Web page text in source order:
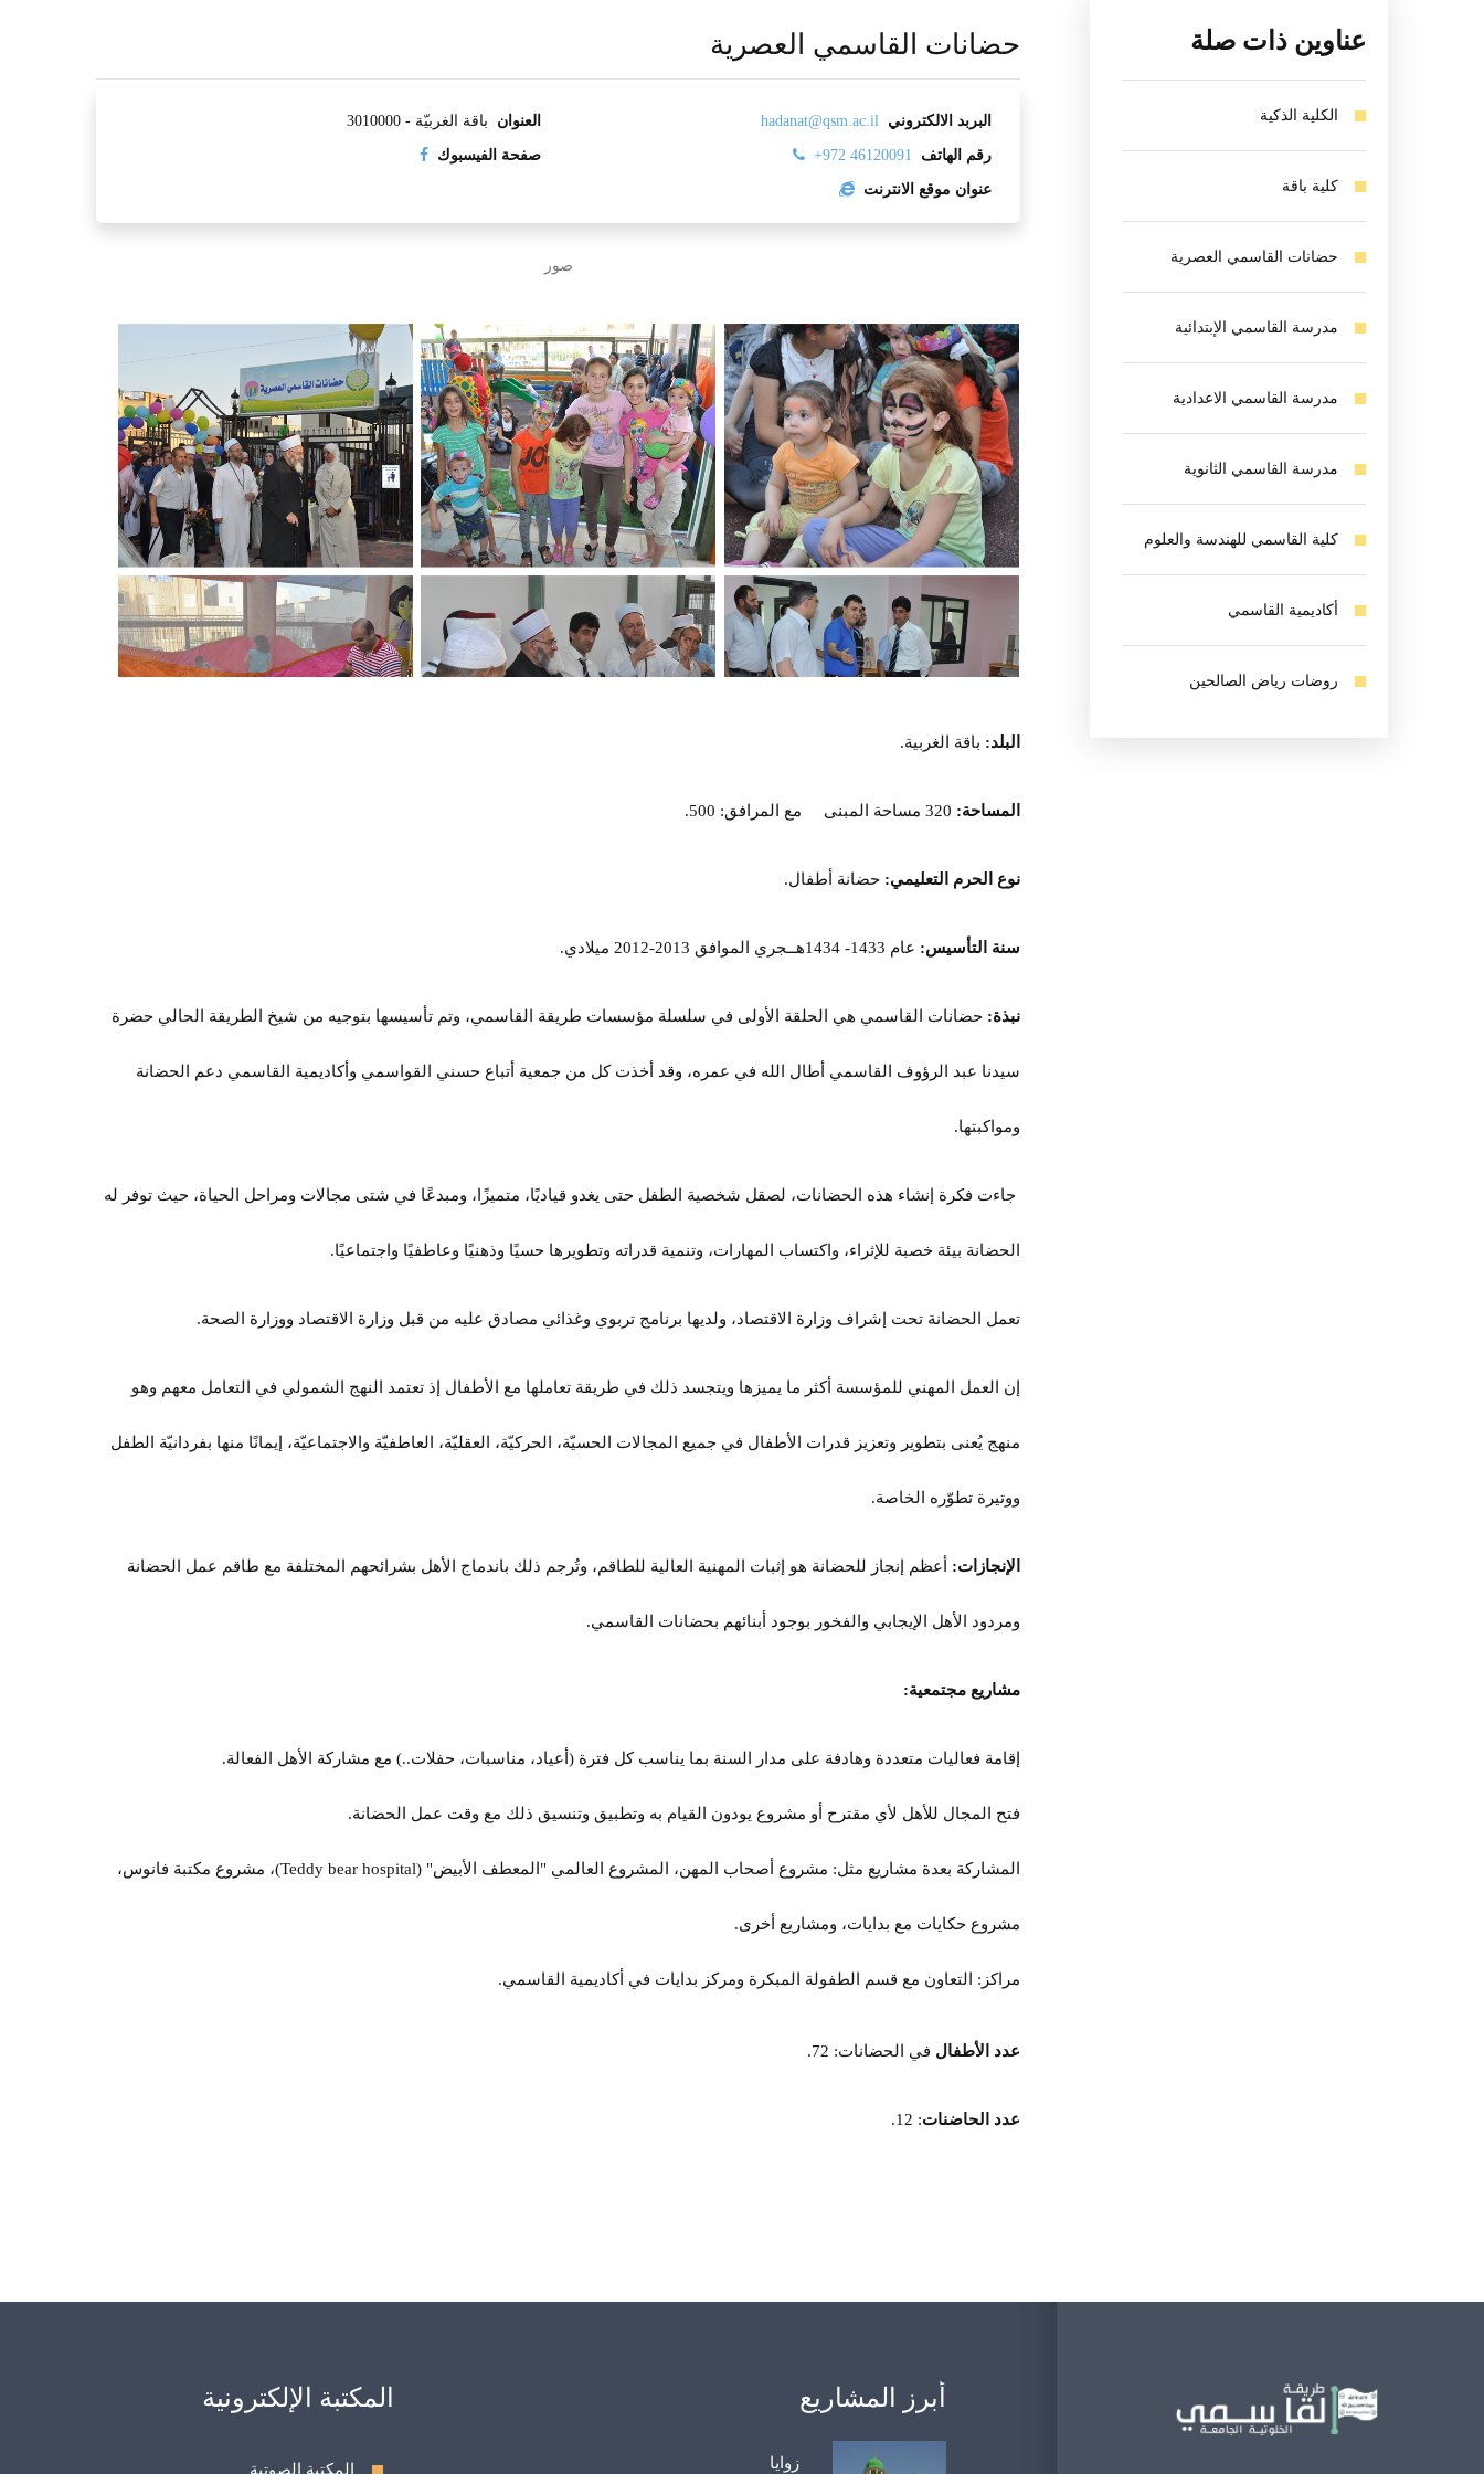
عناوين ذات صلة
الكلية الذكية
كلية باقة
حضانات القاسمي العصرية
مدرسة القاسمي الإبتدائية
مدرسة القاسمي الاعدادية
مدرسة القاسمي الثانوية
كلية القاسمي للهندسة والعلوم
أكاديمية القاسمي
روضات رياض الصالحين
حضانات القاسمي العصرية
البربد الالكتروني hadanat@qsm.ac.il العنوان باقة الغربيّة - 3010000
رقم الهاتف ‎+972 46120091 صفحة الفيسبوك
عنوان موقع الانترنت
صور
البلد: باقة الغربية.
المساحة:
نوع الحرم التعليمي: حضانة أطفال.
سنة التأسيس: عام 1433- 1434هــجري الموافق 2013-2012 ميلادي.
نبذة: حضانات القاسمي هي الحلقة الأولى في سلسلة مؤسسات طريقة القاسمي، وتم تأسيسها بتوجيه من شيخ الطريقة الحالي حضرة
سيدنا عبد الرؤوف القاسمي أطال الله في عمره، وقد أخذت كل من جمعية أتباع حسني القواسمي وأكاديمية القاسمي دعم الحضانة
ومواكبتها.
جاءت فكرة إنشاء هذه الحضانات، لصقل شخصية الطفل حتى يغدو قياديًا، متميزًا، ومبدعًا في شتى مجالات ومراحل الحياة، حيث توفر له
الحضانة بيئة خصبة للإثراء، واكتساب المهارات، وتنمية قدراته وتطويرها حسيًا وذهنيًا وعاطفيًا واجتماعيًا.
تعمل الحضانة تحت إشراف وزارة الاقتصاد، ولديها برنامج تربوي وغذائي مصادق عليه من قبل وزارة الاقتصاد ووزارة الصحة.
إن العمل المهني للمؤسسة أكثر ما يميزها ويتجسد ذلك في طريقة تعاملها مع الأطفال إذ تعتمد النهج الشمولي في التعامل معهم وهو
منهج يُعنى بتطوير وتعزيز قدرات الأطفال في جميع المجالات الحسيّة، الحركيّة، العقليّة، العاطفيّة والاجتماعيّة، إيمانًا منها بفردانيّة الطفل
ووتيرة تطوّره الخاصة.
الإنجازات: أعظم إنجاز للحضانة هو إثبات المهنية العالية للطاقم، وتُرجم ذلك باندماج الأهل بشرائحهم المختلفة مع طاقم عمل الحضانة
ومردود الأهل الإيجابي والفخور بوجود أبنائهم بحضانات القاسمي.
مشاريع مجتمعية:
إقامة فعاليات متعددة وهادفة على مدار السنة بما يناسب كل فترة (أعياد، مناسبات، حفلات..) مع مشاركة الأهل الفعالة.
فتح المجال للأهل لأي مقترح أو مشروع يودون القيام به وتطبيق وتنسيق ذلك مع وقت عمل الحضانة.
المشاركة بعدة مشاريع مثل: مشروع أصحاب المهن، المشروع العالمي "المعطف الأبيض" (Teddy bear hospital)، مشروع مكتبة فانوس،
مشروع حكايات مع بدايات، ومشاريع أخرى.
مراكز: التعاون مع قسم الطفولة المبكرة ومركز بدايات في أكاديمية القاسمي.
عدد الأطفال في الحضانات: 72.
عدد الحاضنات: 12.
أبرز المشاريع
زوايا
المكتبة الإلكترونية
المكتبة الصوتية